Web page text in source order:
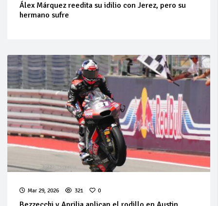
Álex Márquez reedita su idilio con Jerez, pero su
hermano sufre
Mar 29, 2026 321 0